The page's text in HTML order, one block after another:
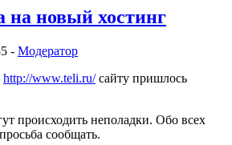
на новый хостинг
- Модератор
http://www.teli.ru/сайту пришлось
происходить неполадки. Обо всех
сообщать.